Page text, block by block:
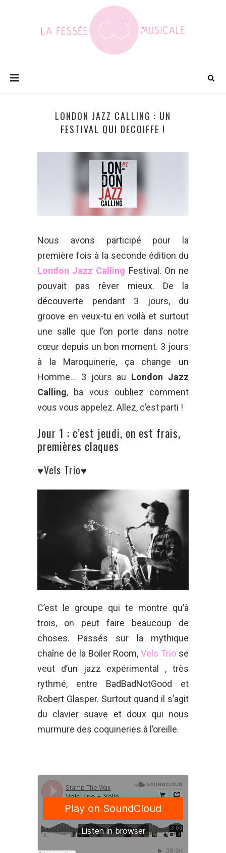
LONDON JAZZ CALLING : UN
FESTIVAL QUI DECOIFFE !
Nous avons participé pour la
première fois à la seconde édition du
London Jazz Calling Festival. On ne
pouvait pas rêver mieux. De la
découverte pendant 3 jours, du
groove en veux-tu en voilà et surtout
une salle que l’on porte dans notre
cœur depuis un bon moment. 3 jours
à la Maroquinerie, ça change un
Homme… 3 jours au London Jazz
Calling, ba vous oubliez comment
vous vous appelez. Allez, c’est parti !
Jour 1 : c’est jeudi, on est frais,
premières claques
♥Vels Trio♥
C’est le groupe qui te montre qu’à
trois, on peut faire beaucoup de
choses. Passés sur la mythique
chaîne de la Boiler Room,Vels Trio se
veut d’un jazz expérimental , très
rythmé, entre BadBadNotGood et
Robert Glasper. Surtout quand il s’agit
du clavier suave et doux qui nous
murmure des coquineries à l’oreille.